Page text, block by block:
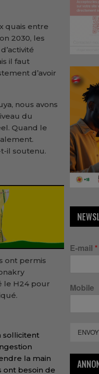
quais entre
2030, les
il faut
d’avoir
nous avons
du
Quand le
t-il soutenu.
ont permis
le H24 pour
sollicitent
la main
ont besoin de
E-mail *
Mobile